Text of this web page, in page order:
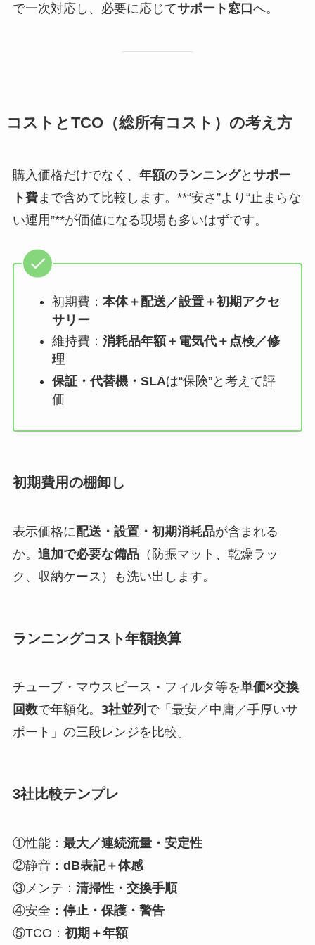
で一次対応し、必要に応じてサポート窓口へ。
コストとTCO（総所有コスト）の考え方
購入価格だけでなく、 年額のランニングと サポー
ト費まで含めて比較します。**“安さ”より“止まらな
い運用”**が価値になる現場も多いはずです。
初期費： 本体＋配送／設置＋初期アクセ
サリー
維持費： 消耗品年額＋電気代＋点検／修
理
保証・代替機・SLAは“保険”と考えて評
価
初期費用の棚卸し
表示価格に配送・設置・初期消耗品が含まれる
か。 追加で必要な備品（防振マット、乾燥ラッ
ク、収納ケース）も洗い出します。
ランニングコスト年額換算
チューブ・マウスピース・フィルタ等を単価×交換
回数で年額化。 3社並列 で「最安／中庸／手厚いサ
ポート」の三段レンジを比較。
3社比較テンプレ
①性能： 最大／連続流量・安定性
②静音： dB表記＋体感
③メンテ： 清掃性・交換手順
④安全： 停止・保護・警告
⑤TCO： 初期＋年額